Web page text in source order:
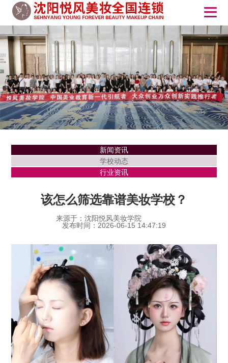
新闻资讯
学校动态
行业资讯
该怎么筛选靠谱美妆学校？
来源于：沈阳悦风美妆学院
发布时间：2026-06-15 14:47:19